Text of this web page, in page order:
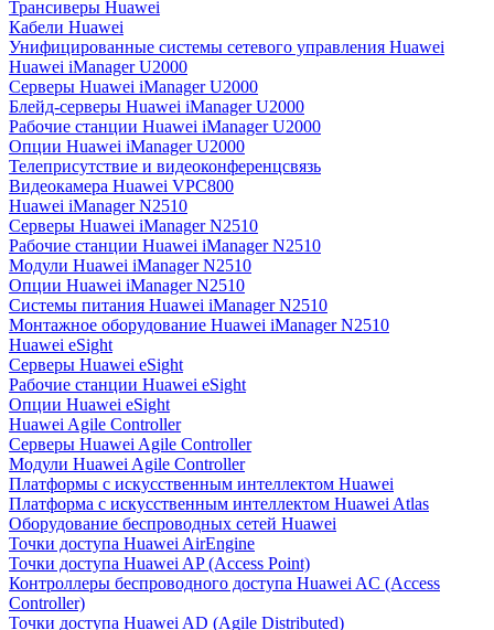
Трансиверы Huawei
Кабели Huawei
Унифицированные системы сетевого управления Huawei
Huawei iManager U2000
Серверы Huawei iManager U2000
Блейд-серверы Huawei iManager U2000
Рабочие станции Huawei iManager U2000
Опции Huawei iManager U2000
Телеприсутствие и видеоконференцсвязь
Видеокамера Huawei VPC800
Huawei iManager N2510
Серверы Huawei iManager N2510
Рабочие станции Huawei iManager N2510
Модули Huawei iManager N2510
Опции Huawei iManager N2510
Системы питания Huawei iManager N2510
Монтажное оборудование Huawei iManager N2510
Huawei eSight
Серверы Huawei eSight
Рабочие станции Huawei eSight
Опции Huawei eSight
Huawei Agile Controller
Серверы Huawei Agile Controller
Модули Huawei Agile Controller
Платформы с искусственным интеллектом Huawei
Платформа с искусственным интеллектом Huawei Atlas
Оборудование беспроводных сетей Huawei
Точки доступа Huawei AirEngine
Точки доступа Huawei AP (Access Point)
Контроллеры беспроводного доступа Huawei AC (Access
Controller)
Точки доступа Huawei AD (Agile Distributed)